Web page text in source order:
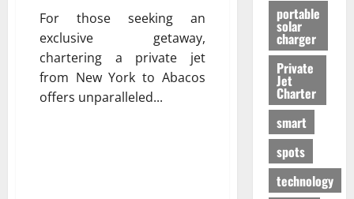
For those seeking an
exclusive getaway,
chartering a private jet
from New York to Abacos
offers unparalleled...
portable
solar
charger
Private
Jet
Charter
smart
spots
technology